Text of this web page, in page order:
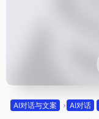
AI对话与文案 AI对话